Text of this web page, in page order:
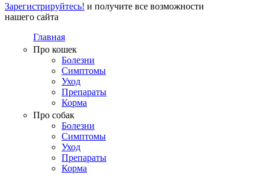
Зарегистрируйтесь! и получите все возможности
нашего сайта
Главная
Про кошек
Болезни
Симптомы
Уход
Препараты
Корма
Про собак
Болезни
Симптомы
Уход
Препараты
Корма